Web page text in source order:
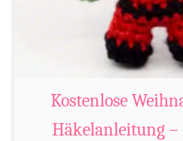
Kostenlose
Häkelanleitung